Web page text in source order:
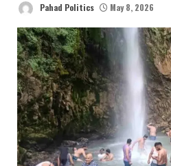
Pahad Politics May 8, 2026